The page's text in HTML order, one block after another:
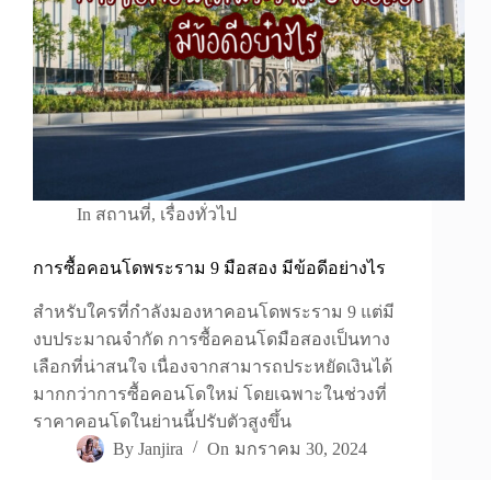
In สถานที่, เรื่องทั่วไป
การซื้อคอนโดพระราม 9 มือสอง มีข้อดีอย่างไร
สำหรับใครที่กำลังมองหาคอนโดพระราม 9 แต่มี
งบประมาณจำกัด การซื้อคอนโดมือสองเป็นทาง
เลือกที่น่าสนใจ เนื่องจากสามารถประหยัดเงินได้
มากกว่าการซื้อคอนโดใหม่ โดยเฉพาะในช่วงที่
ราคาคอนโดในย่านนี้ปรับตัวสูงขึ้น
By Janjira On มกราคม 30, 2024